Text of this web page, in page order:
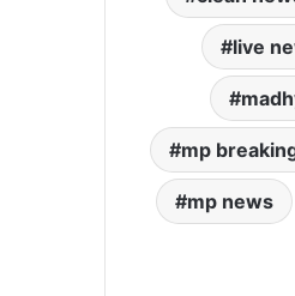
live
mp
mp news